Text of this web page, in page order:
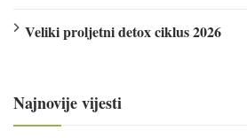
Veliki proljetni detox ciklus 2026
Najnovije vijesti